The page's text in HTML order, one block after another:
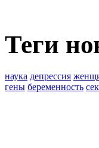
Теги
наука депрессия
гены беременность